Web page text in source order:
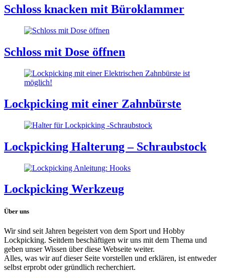
Schloss knacken mit Büroklammer
Schloss mit Dose öffnen
Lockpicking mit einer Zahnbürste
Lockpicking Halterung – Schraubstock
Lockpicking Werkzeug
Über uns
Wir sind seit Jahren begeistert von dem Sport und Hobby
Lockpicking. Seitdem beschäftigen wir uns mit dem Thema und
geben unser Wissen über diese Webseite weiter.
Alles, was wir auf dieser Seite vorstellen und erklären, ist entweder
selbst erprobt oder gründlich recherchiert.